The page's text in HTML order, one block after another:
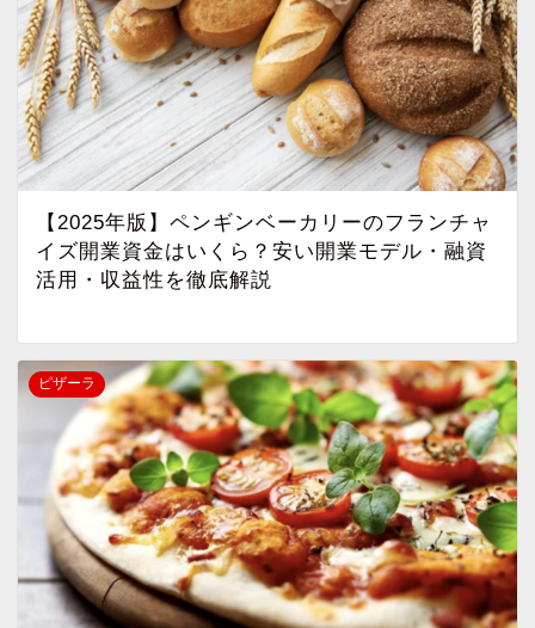
【2025年版】ペンギンベーカリーのフランチャ
イズ開業資金はいくら？安い開業モデル・融資
活用・収益性を徹底解説
ピザーラ